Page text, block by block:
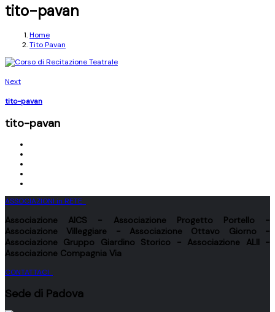
tito-pavan
Home
Tito Pavan
Next
tito-pavan
tito-pavan
ASSOCIAZIONI in RETE
Associazione AICS - Associazione Progetto Portello -
Associazione Villeggiare - Associazione Ottavo Giorno -
Associazione Gruppo Giardino Storico - Associazione ALII -
Associazione Compagnia Via
CONTATTACI
Sede di Padova